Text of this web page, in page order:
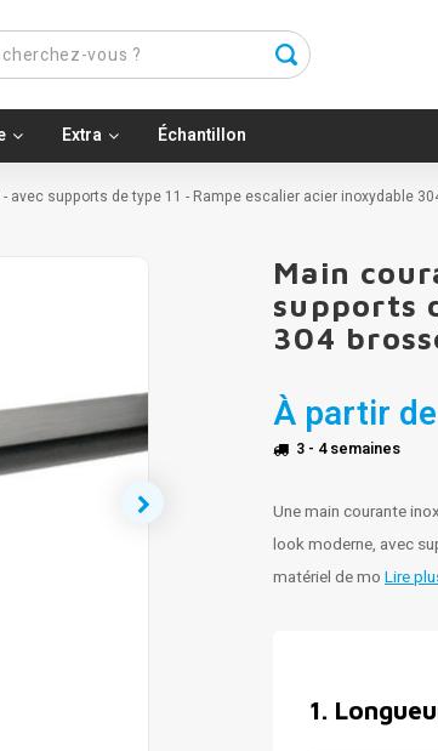
Extra Échantillon
avec supports de type 11 - Rampe escalier acier inoxydable
Main
supports
304
À partir de
3 - 4 semaines
Une main courante
look moderne, avec
matériel de mo Lire
1.